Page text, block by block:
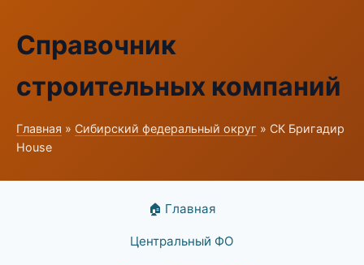
Справочник
строительных компаний
Главная » Сибирский федеральный округ » СК Бригадир
House
🏠 Главная
Центральный ФО